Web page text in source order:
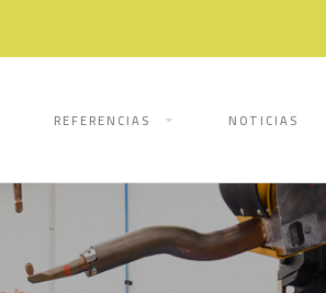
REFERENCIAS NOTICIAS